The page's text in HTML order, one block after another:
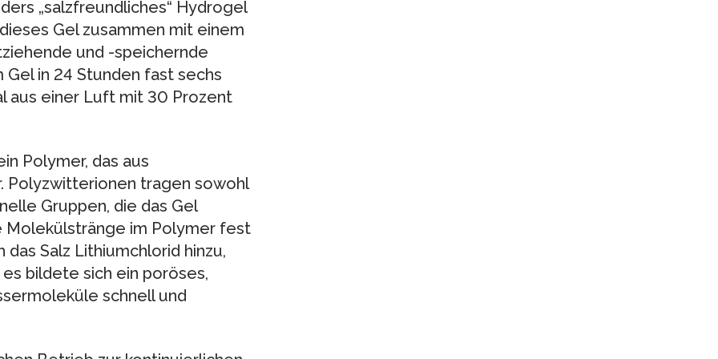
„salzfreundliches“ Hydrogel
Gel zusammen mit einem
und -speichernde
in 24 Stunden fast sechs
aus einer Luft mit 30 Prozent
Polymer, das aus
Polyzwitterionen tragen sowohl
Gruppen, die das Gel
Molekülstränge im Polymer fest
Salz Lithiumchlorid hinzu,
bildete sich ein poröses,
schnell und